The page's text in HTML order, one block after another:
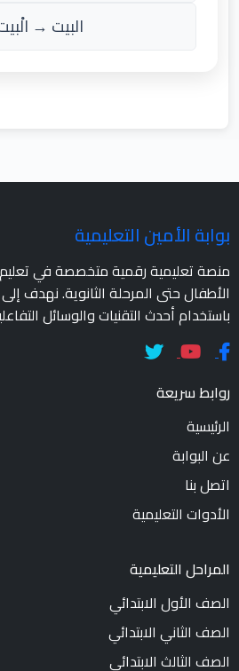
البيت →
بوابة الأمين التعليمية
منصة تعليمية رقمية متخصصة في
الأطفال حتى المرحلة الثانوية. نهدف
باستخدام أحدث التقنيات والوسائل
روابط سريعة
الرئيسية
عن البوابة
اتصل بنا
الأدوات التعليمية
المراحل التعليمية
الصف الأول الابتدائي
الصف الثاني الابتدائي
الصف الثالث الابتدائي